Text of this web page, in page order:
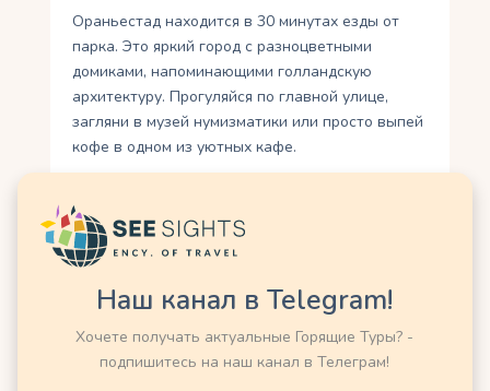
Ораньестад находится в 30 минутах езды от
парка. Это яркий город с разноцветными
домиками, напоминающими голландскую
архитектуру. Прогуляйся по главной улице,
загляни в музей нумизматики или просто выпей
кофе в одном из уютных кафе.
Этот дикий пляж в парке Арикок – место для
тех, кто любит уединение. Здесь нет шезлонгов
и баров, только песок, дюны и мощные волны.
Идеально для фотографий или медитации на
закате.
Наш канал в Telegram!
Хочете получать актуальные Горящие Туры? -
подпишитесь на наш канал в Телеграм!